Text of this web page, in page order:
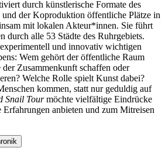
durch künstlerische Formate des
und der Koproduktion öffentliche Plätze in
mit lokalen Akteur*innen. Sie führt
durch alle 53 Städte des Ruhrgebiets.
und innovativ wichtigen
Wem gehört der öffentliche Raum
Zusammenkunft schaffen oder
Welche Rolle spielt Kunst dabei?
kommen, statt nur geduldig auf
Snail Tourmöchte vielfältige Eindrücke
Erfahrungen anbieten und zum Mitreisen